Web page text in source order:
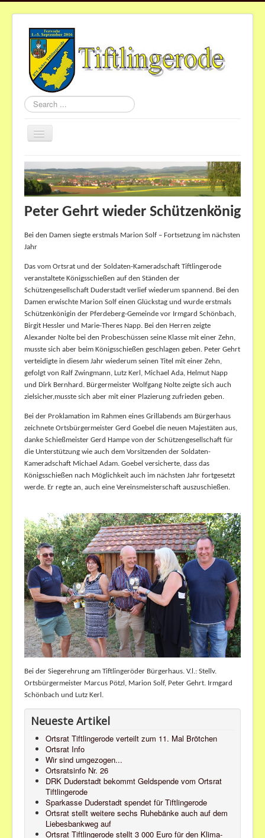
Search
...
Toggle
Navigation
Home
Aktuelles
St.Nikolaus
Termine
Bilder
Veranstaltungen
Peter Gehrt wieder Schützenkönig
Bei den Damen siegte erstmals Marion Solf – Fortsetzung im nächsten
Jahr
Das vom Ortsrat und der Soldaten-Kameradschaft Tiftlingerode
veranstaltete Königsschießen auf den Ständen der
Schützengesellschaft Duderstadt verlief wiederum spannend. Bei den
Damen erwischte Marion Solf einen Glückstag und wurde erstmals
Schützenkönigin der Pferdeberg-Gemeinde vor Irmgard Schönbach,
Birgit Hessler und Marie-Theres Napp. Bei den Herren zeigte
Alexander Nolte bei den Probeschüssen seine Klasse mit einer Zehn,
musste sich aber beim Königsschießen geschlagen geben. Peter Gehrt
verteidigte in diesem Jahr wiederum seinen Titel mit einer Zehn,
gefolgt von Ralf Zwingmann, Lutz Kerl, Michael Ada, Helmut Napp
und Dirk Bernhard. Bürgermeister Wolfgang Nolte zeigte sich auch
zielsicher,musste sich aber mit einer Plazierung zufrieden geben.
Bei der Proklamation im Rahmen eines Grillabends am Bürgerhaus
zeichnete Ortsbürgermeister Gerd Goebel die neuen Majestäten aus,
danke Schießmeister Gerd Hampe von der Schützengesellschaft für
die Unterstützung wie auch dem Vorsitzenden der Soldaten-
Kameradschaft Michael Adam. Goebel versicherte, dass das
Königsschießen nach Möglichkeit auch im nächsten Jahr fortgesetzt
werde. Er regte an, auch eine Vereinsmeisterschaft auszuschießen.
Bei der Siegerehrung am Tiftlingeröder Bürgerhaus. V.l.: Stellv.
Ortsbürgermeister Marcus Pötzl, Marion Solf, Peter Gehrt. Irmgard
Schönbach und Lutz Kerl.
Neueste Artikel
Ortsrat Tiftlingerode verteilt zum 11. Mal Brötchen
Ortsrat Info
Wir sind umgezogen...
Ortsratsinfo Nr. 26
DRK Duderstadt bekommt Geldspende vom Ortsrat
Tiftlingerode
Sparkasse Duderstadt spendet für Tiftlingerode
Ortsrat stellt weitere sechs Ruhebänke auch auf dem
Liebesbankweg auf
Ortsrat Tiftlingerode stellt 3 000 Euro für den Klima-